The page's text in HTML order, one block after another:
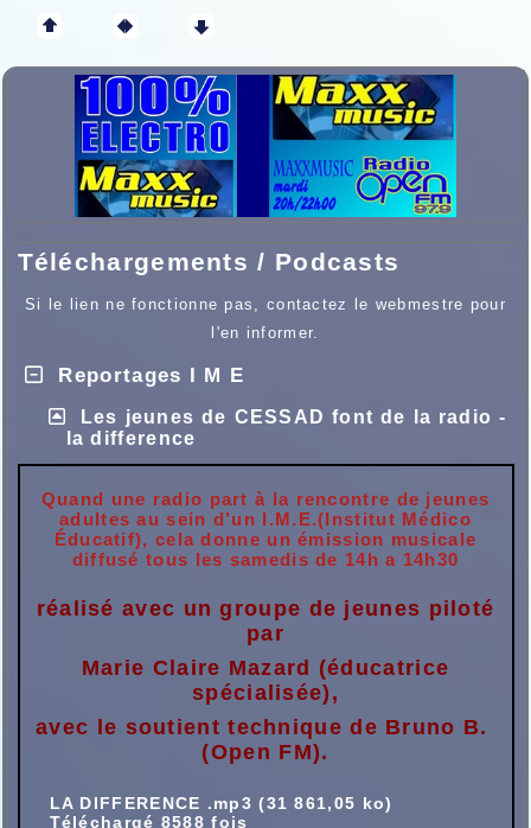
Téléchargements / Podcasts
Si le lien ne fonctionne pas, contactez le webmestre pour
l'en informer.
Reportages I M E
Les jeunes de CESSAD font de la radio -
la difference
Quand une radio part à la rencontre de jeunes
adultes au sein d’un I.M.E.(Institut Médico
Éducatif), cela donne un émission musicale
diffusé tous les samedis de 14h a 14h30
réalisé avec un groupe de jeunes piloté
par
Marie Claire Mazard (éducatrice
spécialisée),
avec le soutient technique de Bruno B.
(Open FM).
LA DIFFERENCE .mp3 (31 861,05 ko)
Téléchargé 8588 fois